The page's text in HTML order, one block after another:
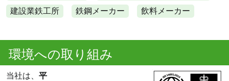
建設業鉄工所
鉄鋼メーカー 飲料メーカー
環境への取り組み
当社は、 平